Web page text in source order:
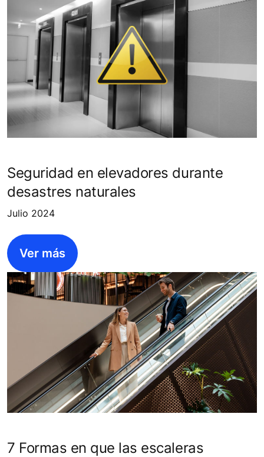
Seguridad en elevadores durante
desastres naturales
Julio 2024
Ver más
7 Formas en que las escaleras